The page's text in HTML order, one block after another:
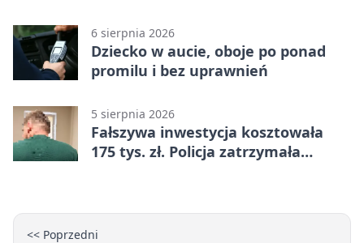
6 sierpnia 2026
Dziecko w aucie, oboje po ponad
promilu i bez uprawnień
5 sierpnia 2026
Fałszywa inwestycja kosztowała
175 tys. zł. Policja zatrzymała
<< Poprzedni